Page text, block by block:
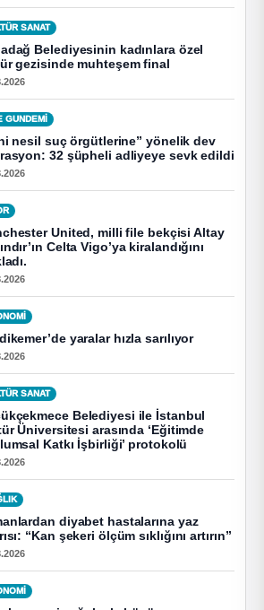
SANAT
Belediyesinin kadınlara özel
gezisinde muhteşem final
GUNDEMİ
nesil suç örgütlerine” yönelik dev
32 şüpheli adliyeye sevk edildi
United, milli file bekçisi Altay
Celta Vigo’ya kiralandığını
yaralar hızla sarılıyor
SANAT
Belediyesi ile İstanbul
Üniversitesi arasında ‘Eğitimde
Katkı İşbirliği’ protokolü
diyabet hastalarına yaz
“Kan şekeri ölçüm sıklığını artırın”